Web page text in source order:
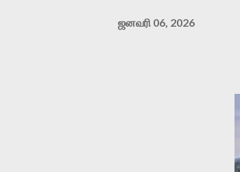
ஜனவரி 06, 2026